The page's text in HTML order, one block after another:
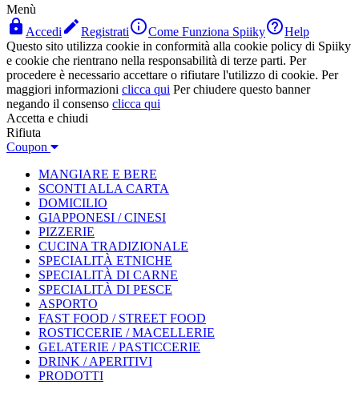
Menù
 Accedi RegistratiCome Funziona SpiikyHelp
Questo sito utilizza cookie in conformità alla cookie policy di Spiiky
e cookie che rientrano nella responsabilità di terze parti. Per
procedere è necessario accettare o rifiutare l'utilizzo di cookie. Per
maggiori informazioni clicca qui Per chiudere questo banner
negando il consenso clicca qui
Accetta e chiudi
Rifiuta
Coupon
MANGIARE E BERE
SCONTI ALLA CARTA
DOMICILIO
GIAPPONESI / CINESI
PIZZERIE
CUCINA TRADIZIONALE
SPECIALITÀ ETNICHE
SPECIALITÀ DI CARNE
SPECIALITÀ DI PESCE
ASPORTO
FAST FOOD / STREET FOOD
ROSTICCERIE / MACELLERIE
GELATERIE / PASTICCERIE
DRINK / APERITIVI
PRODOTTI